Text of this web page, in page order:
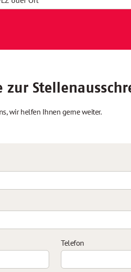
zur
wir helfen Ihnen gerne weiter.
Telefon